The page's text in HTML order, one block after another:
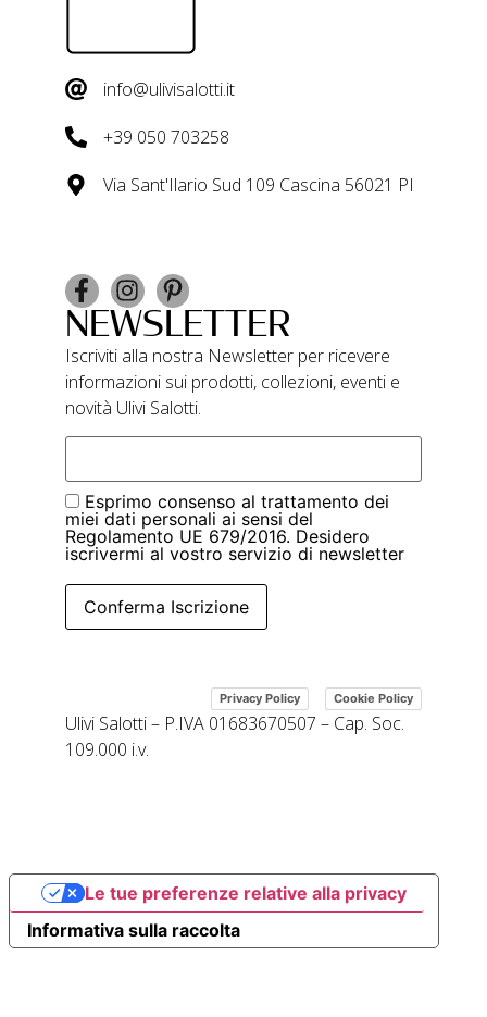
info@ulivisalotti.it
+39 050 703258
Via Sant'Ilario Sud 109 Cascina 56021 PI
NEWSLETTER
Iscriviti alla nostra Newsletter per ricevere
informazioni sui prodotti, collezioni, eventi e
novità Ulivi Salotti.
Esprimo consenso al trattamento dei
miei dati personali ai sensi del
Regolamento UE 679/2016. Desidero
iscrivermi al vostro servizio di newsletter
Conferma Iscrizione
Privacy Policy Cookie Policy
Ulivi Salotti – P.IVA 01683670507 – Cap. Soc.
109.000 i.v.
Informativa sulla raccolta
Le tue preferenze relative alla privacy